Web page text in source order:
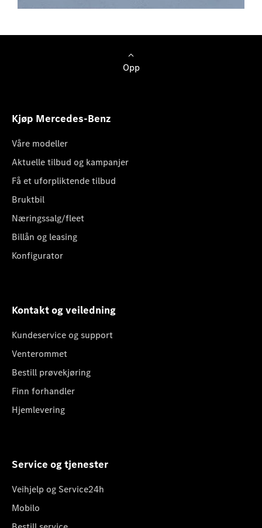
Opp
Kjøp Mercedes-Benz
Våre modeller
Aktuelle tilbud og kampanjer
Få et uforpliktende tilbud
Bruktbil
Næringssalg/fleet
Billån og leasing
Konfigurator
Kontakt og veiledning
Kundeservice og support
Venterommet
Bestill prøvekjøring
Finn forhandler
Hjemlevering
Service og tjenester
Veihjelp og Service24h
Mobilo